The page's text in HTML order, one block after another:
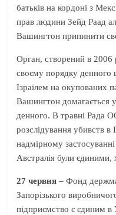
батьків на кордоні з
прав людини Зейд Раад
Вашингтон припинити
Орган, створений в 2006
своєму порядку
Ізраїлем на окупованих
Вашингтон домагається
денного. В травні Рада
розслідування убивств в
надмірному
Австралія були єдиними,
27 червня –Фонд
Запорізького
підприємство є єдиним в